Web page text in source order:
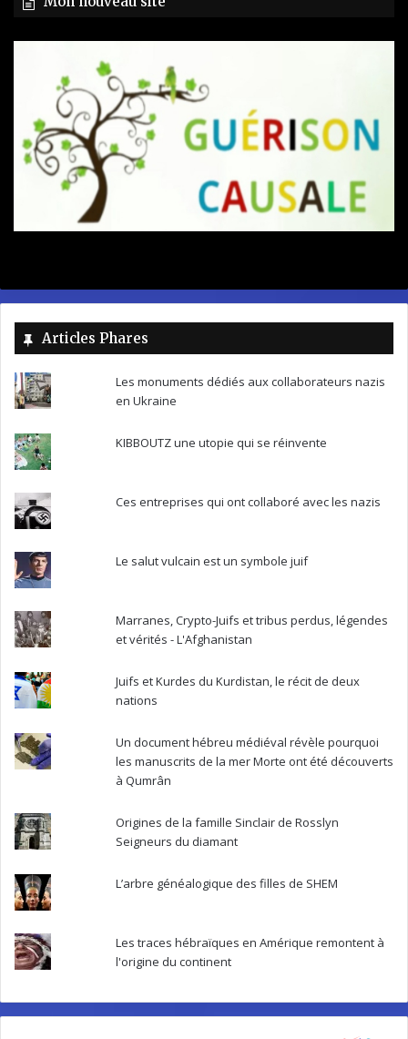
Articles Phares
Les monuments dédiés aux collaborateurs nazis
en Ukraine
KIBBOUTZ une utopie qui se réinvente
Ces entreprises qui ont collaboré avec les nazis
Le salut vulcain est un symbole juif
Marranes, Crypto-Juifs et tribus perdus, légendes
et vérités - L'Afghanistan
Juifs et Kurdes du Kurdistan, le récit de deux
nations
Un document hébreu médiéval révèle pourquoi
les manuscrits de la mer Morte ont été découverts
à Qumrân
Origines de la famille Sinclair de Rosslyn
Seigneurs du diamant
L’arbre généalogique des filles de SHEM
Les traces hébraïques en Amérique remontent à
l'origine du continent